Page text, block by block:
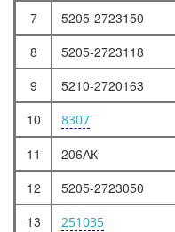
7
5205-2723150
8
5205-2723118
9
5210-2720163
10
8307
11
206АК
12
5205-2723050
13
251035